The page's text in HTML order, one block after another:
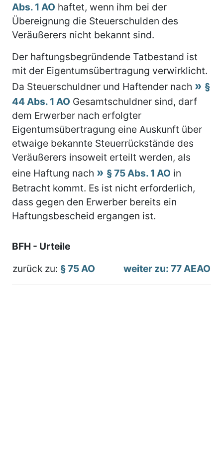
Abs. 1 AO haftet, wenn ihm bei der
Übereignung die Steuerschulden des
Veräußerers nicht bekannt sind.
Der haftungsbegründende Tatbestand ist
mit der Eigentumsübertragung verwirklicht.
Da Steuerschuldner und Haftender nach
§
44 Abs. 1 AO Gesamtschuldner sind, darf
dem Erwerber nach erfolgter
Eigentumsübertragung eine Auskunft über
etwaige bekannte Steuerrückstände des
Veräußerers insoweit erteilt werden, als
eine Haftung nach
§ 75 Abs. 1 AO in
Betracht kommt. Es ist nicht erforderlich,
dass gegen den Erwerber bereits ein
Haftungsbescheid ergangen ist.
BFH - Urteile
zurück zu: § 75 AO weiter zu: 77 AEAO